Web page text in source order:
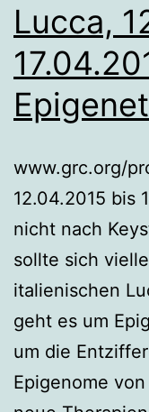
Lucca,
www.grc.org/
12.04.2015 bis
nicht nach
sollte sich
italienischen
geht es um
um die
Epigenome